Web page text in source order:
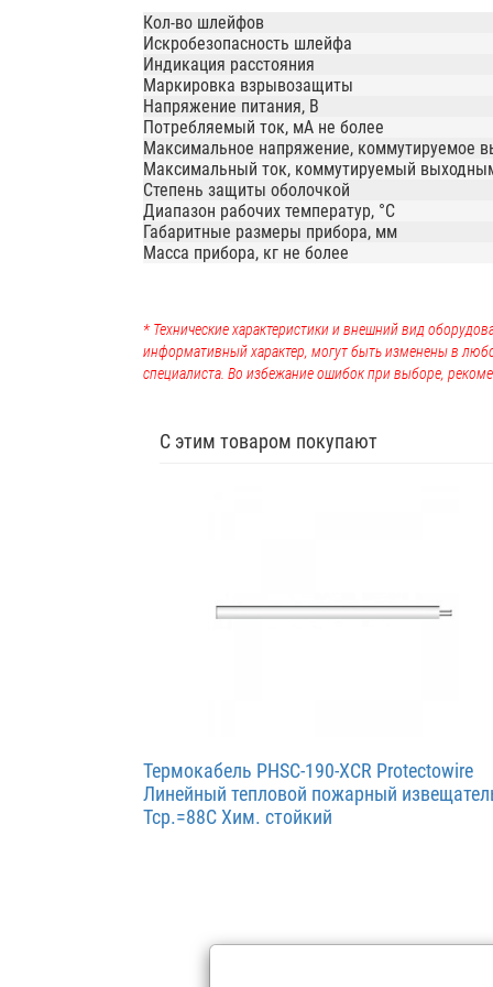
Кол-во шлейфов
Искробезопасность шлейфа
Индикация расстояния
Маркировка взрывозащиты
Напряжение питания, В
Потребляемый ток, мА не более
Максимальное напряжение, коммутируемое
Максимальный ток, коммутируемый
Степень защиты оболочкой
Диапазон рабочих температур, °С
Габаритные размеры прибора, мм
Масса прибора, кг не более
* Технические характеристики и внешний вид
информативный характер, могут быть изменены в
специалиста. Во избежание ошибок при выборе,
С этим товаром покупают
Термокабель PHSC-190-XCR Protectowire
Линейный тепловой пожарный
Тср.=88С Хим. стойкий